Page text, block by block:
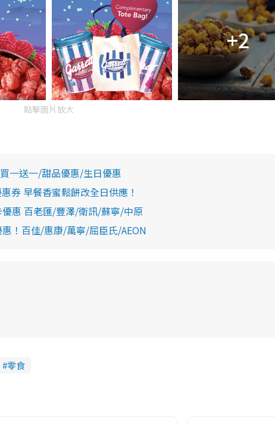
+2
點擊圖片放大
一送一/甜品優惠/生日優惠
券 早餐香蜜鬆餅改全日供應！
優惠 百老匯/豐澤/衛訊/蘇寧/中原
！百佳/惠康/萬寧/屈臣氏/AEON
零食